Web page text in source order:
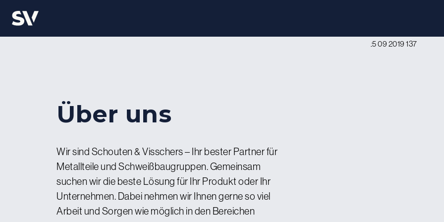
Über uns
Wir sind Schouten & Visschers – Ihr bester Partner für
Metallteile und Schweißbaugruppen. Gemeinsam
suchen wir die beste Lösung für Ihr Produkt oder Ihr
Unternehmen. Dabei nehmen wir Ihnen gerne so viel
Arbeit und Sorgen wie möglich in den Bereichen